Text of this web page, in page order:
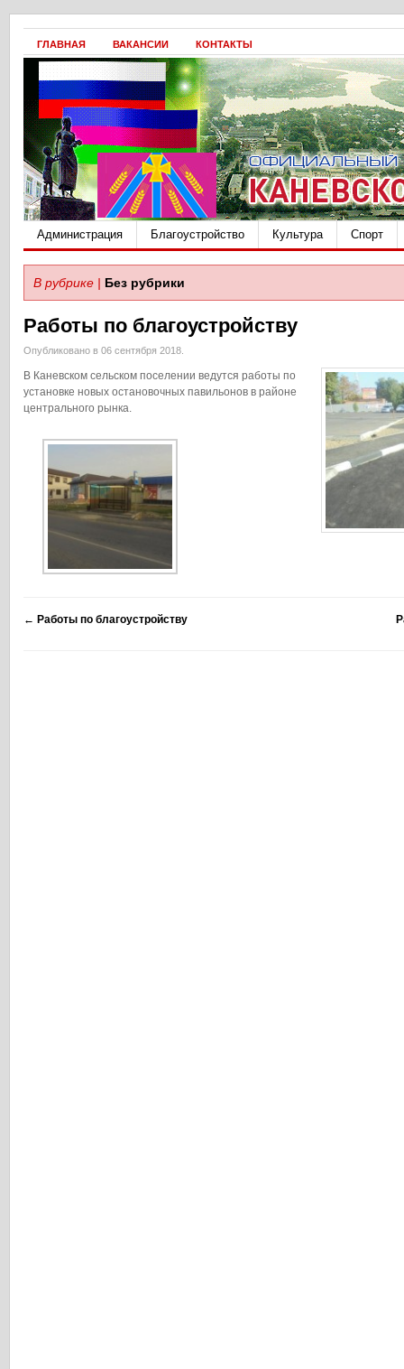
ГЛАВНАЯ ВАКАНСИИ КОНТАКТЫ
Администрация Благоустройство Культура Спорт
В рубрике | Без рубрики
Работы по благоустройству
Опубликовано в 06 сентября 2018.
В Каневском сельском поселении ведутся работы по
установке новых остановочных павильонов в районе
центрального рынка.
← Работы по благоустройству